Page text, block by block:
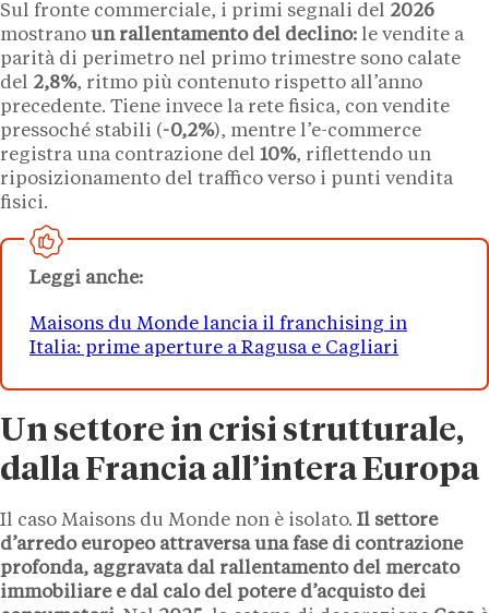
Sul fronte commerciale, i primi segnali del 2026
mostrano un rallentamento del declino: le vendite a
parità di perimetro nel primo trimestre sono calate
del 2,8%, ritmo più contenuto rispetto all’anno
precedente. Tiene invece la rete fisica, con vendite
pressoché stabili (-0,2%), mentre l’e-commerce
registra una contrazione del 10%, riflettendo un
riposizionamento del traffico verso i punti vendita
fisici.
Leggi anche:
Maisons du Monde lancia il franchising in
Italia: prime aperture a Ragusa e Cagliari
Un settore in crisi strutturale,
dalla Francia all’intera Europa
Il caso Maisons du Monde non è isolato. Il settore
d’arredo europeo attraversa una fase di contrazione
profonda, aggravata dal rallentamento del mercato
immobiliare e dal calo del potere d’acquisto dei